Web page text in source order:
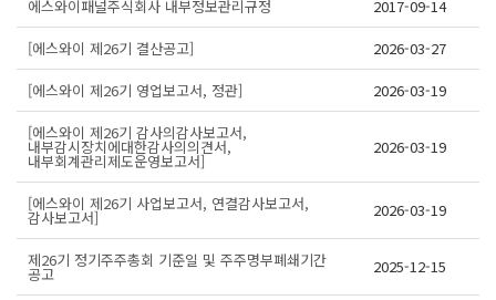
에스와이패널주식회사 내부정보관리규정
2017-09-14
[에스와이 제26기 결산공고]
2026-03-27
[에스와이 제26기 영업보고서, 정관]
2026-03-19
[에스와이 제26기 감사의감사보고서,
내부감시장치에대한감사의의견서,
내부회계관리제도운영보고서]
2026-03-19
[에스와이 제26기 사업보고서, 연결감사보고서,
감사보고서] 2026-03-19
제26기 정기주주총회 기준일 및 주주명부폐쇄기간
공고 2025-12-15